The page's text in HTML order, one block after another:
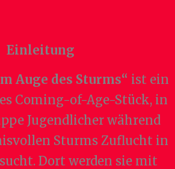
Einleitung
Auge des Sturms“ ist ein
Coming-of-Age-Stück, in
Jugendlicher während
Sturms Zuflucht in
Dort werden sie mit